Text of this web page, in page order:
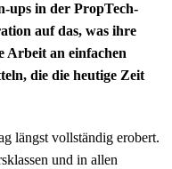
ups in der PropTech-
auf das, was ihre
Arbeit an einfachen
die die heutige Zeit
längst vollständig erobert.
und in allen